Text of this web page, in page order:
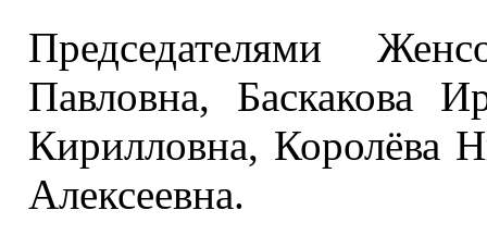
Председателями
Павловна, Баскакова
Кирилловна, Королёва
Алексеевна.